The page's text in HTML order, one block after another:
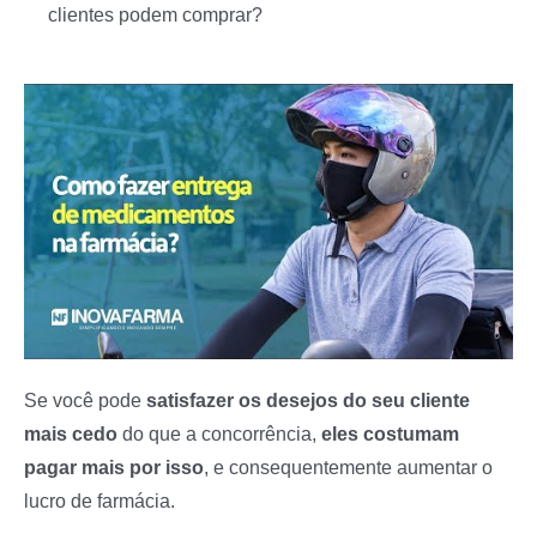
clientes podem comprar?
Se você pode satisfazer os desejos do seu cliente
mais cedo do que a concorrência, eles costumam
pagar mais por isso, e consequentemente aumentar o
lucro de farmácia.